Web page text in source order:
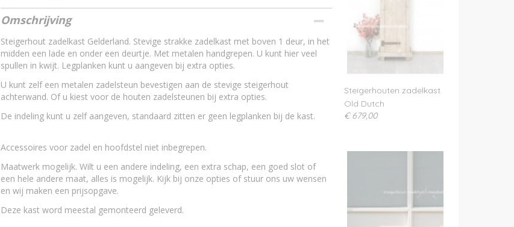
Soort hout
Droog hout
Is het steigerhout behandeld?
Nee,het steigerhout is onbehandeld
Waarmee behandel ik steigerhout?
nano coating kleurloos - beits
Maatwerk
maatwerk mogelijk
Omschrijving
Steigerhout zadelkast Gelderland. Stevige strakke zadelkast met boven 1 deur, in het
midden een lade en onder een deurtje. Met metalen handgrepen. U kunt hier veel
spullen in kwijt. Legplanken kunt u aangeven bij extra opties.
U kunt zelf een metalen zadelsteun bevestigen aan de stevige steigerhout
achterwand. Of u kiest voor de houten zadelsteunen bij extra opties.
De indeling kunt u zelf aangeven, standaard zitten er geen legplanken bij de kast.
Accessoires voor zadel en hoofdstel niet inbegrepen.
Maatwerk mogelijk. Wilt u een andere indeling, een extra schap, een goed slot of
een hele andere maat, alles is mogelijk. Kijk bij onze opties of stuur ons uw wensen
en wij maken een prijsopgave.
Deze kast word meestal gemonteerd geleverd.
Steigerhouten zadelkast
Old Dutch
€ 679,00